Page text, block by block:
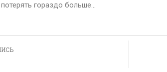
гораздо больше…